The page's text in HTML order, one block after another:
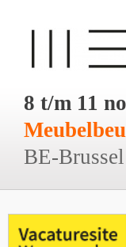
8 t/m 11
BE-Brussel